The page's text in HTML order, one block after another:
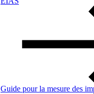
Guide pour la mesure des